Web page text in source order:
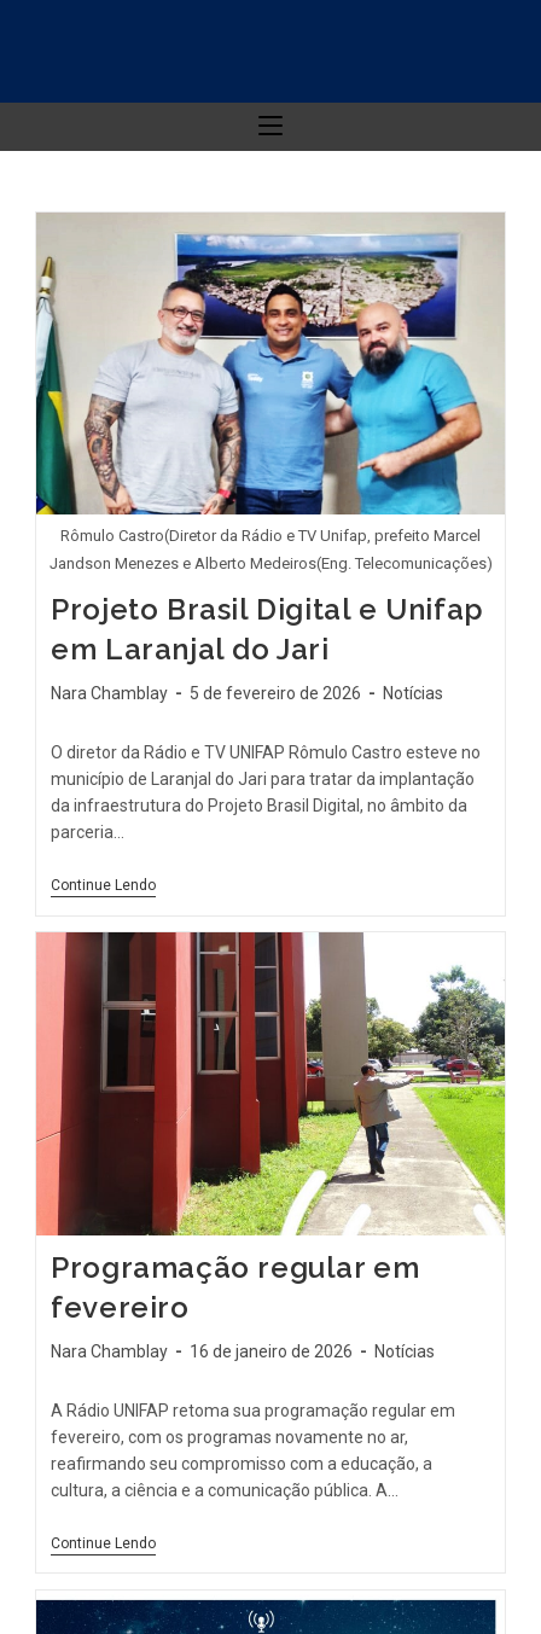
Rômulo Castro(Diretor da Rádio e TV Unifap, prefeito Marcel
Jandson Menezes e Alberto Medeiros(Eng. Telecomunicações)
Projeto Brasil Digital e Unifap
em Laranjal do Jari
Nara Chamblay 5 de fevereiro de 2026 Notícias
O diretor da Rádio e TV UNIFAP Rômulo Castro esteve no
município de Laranjal do Jari para tratar da implantação
da infraestrutura do Projeto Brasil Digital, no âmbito da
parceria…
Continue Lendo
Programação regular em
fevereiro
Nara Chamblay 16 de janeiro de 2026 Notícias
A Rádio UNIFAP retoma sua programação regular em
fevereiro, com os programas novamente no ar,
reafirmando seu compromisso com a educação, a
cultura, a ciência e a comunicação pública. A…
Continue Lendo